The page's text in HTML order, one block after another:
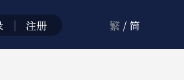
｜ 注册 繁 /简